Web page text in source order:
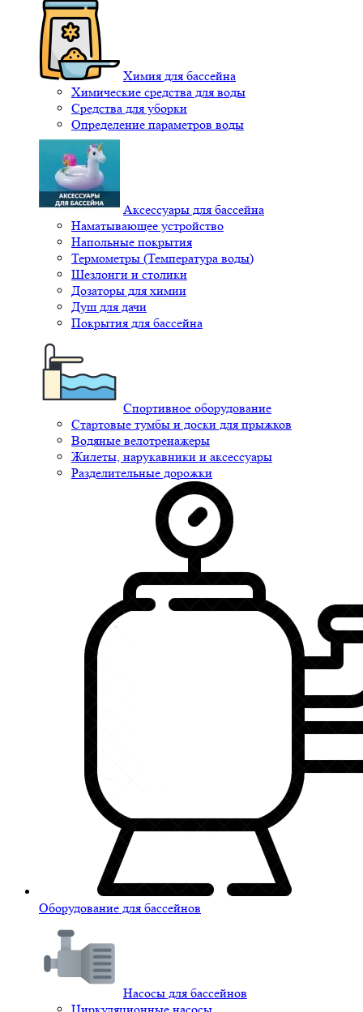
Химия для бассейна
Химические средства для воды
Средства для уборки
Определение параметров воды
Аксессуары для бассейна
Наматывающее устройство
Напольные покрытия
Термометры (Температура воды)
Шезлонги и столики
Дозаторы для химии
Душ для дачи
Покрытия для бассейна
Спортивное оборудование
Стартовые тумбы и доски для прыжков
Водяные велотренажеры
Жилеты, нарукавники и аксессуары
Разделительные дорожки
Оборудование для бассейнов
Насосы для бассейнов